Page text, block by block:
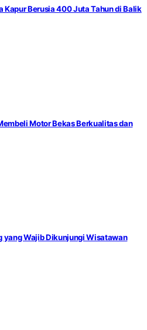
Kapur Berusia 400 Juta Tahun di Balik
Motor Bekas Berkualitas dan
yang Wajib Dikunjungi Wisatawan